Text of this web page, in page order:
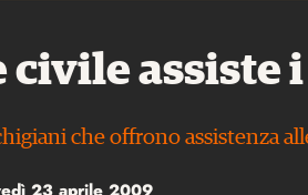
civile assiste
che offrono assistenza